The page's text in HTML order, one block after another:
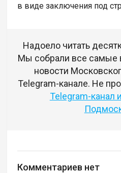
в виде заключения под
Надоело читать
Мы собрали все самые
новости
Telegram-канале. Не
Telegram-канал
Комментариев нет